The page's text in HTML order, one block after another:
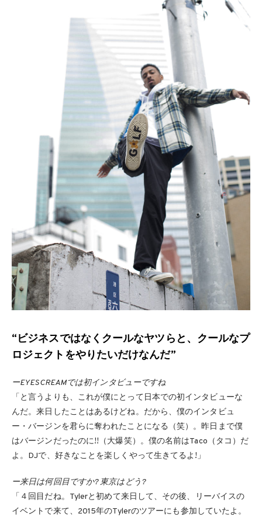
“ビジネスではなくクールなヤツらと、クールなプ
ロジェクトをやりたいだけなんだ”
ーEYESCREAMでは初インタビューですね
「と言うよりも、これが僕にとって日本での初インタビューな
んだ。来日したことはあるけどね。だから、僕のインタビュ
ー・バージンを君らに奪われたことになる（笑）。昨日まで僕
はバージンだったのに!!（大爆笑）。僕の名前はTaco（タコ）だ
よ。DJで、好きなことを楽しくやって生きてるよ!」
ー来日は何回目ですか? 東京はどう?
「４回目だね。Tylerと初めて来日して、その後、リーバイスの
イベントで来て、2015年のTylerのツアーにも参加していたよ。